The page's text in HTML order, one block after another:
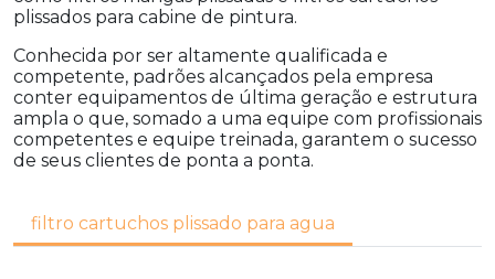
plissados para cabine de pintura.
Conhecida por ser altamente qualificada e
competente, padrões alcançados pela empresa
conter equipamentos de última geração e estrutura
ampla o que, somado a uma equipe com profissionais
competentes e equipe treinada, garantem o sucesso
de seus clientes de ponta a ponta.
filtro cartuchos plissado para agua